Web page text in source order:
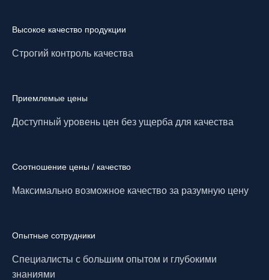
Высокое качество продукции
Строгий контроль качества
Приемлемые цены
Доступный уровень цен без ущерба для качества
Соотношение цены / качество
Максимально возможное качество за разумную цену
Опытные сотрудники
Специалисты с большим опытом и глубокими
знаниями